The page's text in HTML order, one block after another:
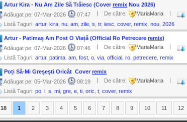
Artur Kira - Nu Am Zile Să Trăiesc (Cover remix Nou 2026)
Adăugat pe: 07-Mar-2026
07:47 De către: MariaMaria
Listă Taguri: artur, kira nu am zile s tr, iesc cover, remix nou 2026
Artur - Patimaș Am Fost O Viață (Official Ro Petrecere remix)
Adăugat pe: 07-Mar-2026
07:46 De către: MariaMaria
Listă Taguri: artur, patima am fost o via official ro petrecere remix
Poți Să-Mi Greșești Oricât ️ Cover remix
Adăugat pe: 05-Mar-2026
08:19 De către: MariaMaria
Listă Taguri: po i s mi gre e ti oric t cover, remix
18 1 2 3 4 5 6 7 8 9 10 11 12